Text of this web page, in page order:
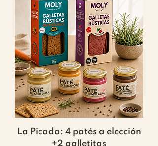
La Picada: 4 patés a elección
+2 galletitas